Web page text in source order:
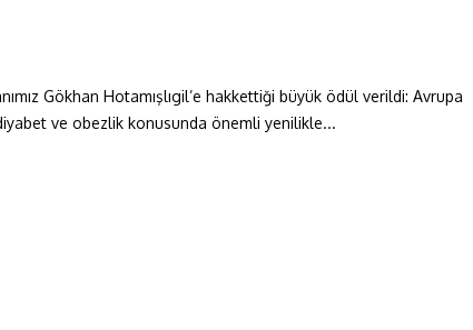
Gökhan Hotamışlıgil’e hakkettiği büyük ödül verildi: Avrupa
diyabet ve obezlik konusunda önemli yenilikle...